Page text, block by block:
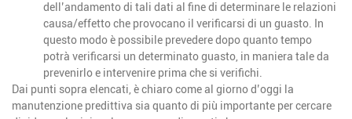
dell’andamento di tali dati al fine di determinare le relazioni
causa/effetto che provocano il verificarsi di un guasto. In
questo modo è possibile prevedere dopo quanto tempo
potrà verificarsi un determinato guasto, in maniera tale da
prevenirlo e intervenire prima che si verifichi.
Dai punti sopra elencati, è chiaro come al giorno d’oggi la
manutenzione predittiva sia quanto di più importante per cercare